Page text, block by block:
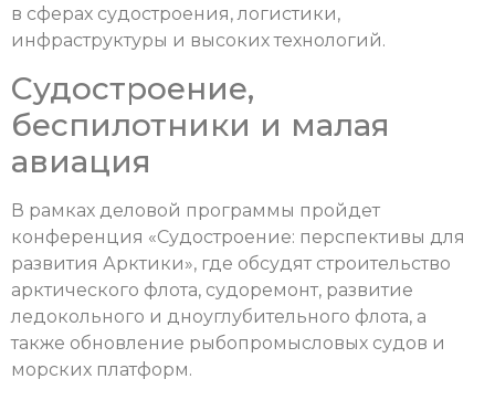
в сферах судостроения, логистики,
инфраструктуры и высоких технологий.
Судостроение,
беспилотники и малая
авиация
В рамках деловой программы пройдет
конференция «Судостроение: перспективы для
развития Арктики», где обсудят строительство
арктического флота, судоремонт, развитие
ледокольного и дноуглубительного флота, а
также обновление рыбопромысловых судов и
морских платформ.